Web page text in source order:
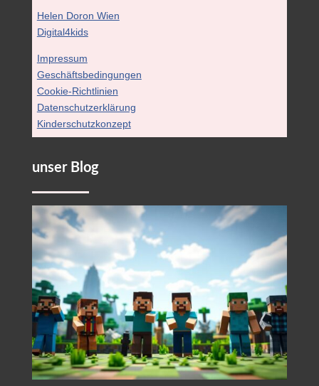
Helen Doron Wien
Digital4kids
Impressum
Geschäftsbedingungen
Cookie-Richtlinien
Datenschutzerklärung
Kinderschutzkonzept
unser Blog